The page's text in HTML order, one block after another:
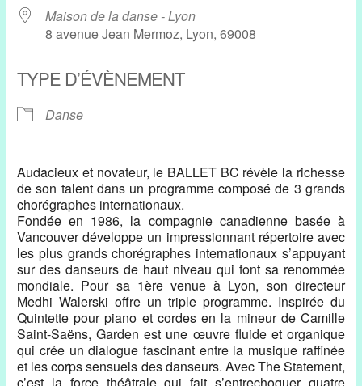
Maison de la danse - Lyon
8 avenue Jean Mermoz, Lyon, 69008
TYPE D’ÉVÈNEMENT
Danse
Audacieux et novateur, le BALLET BC révèle la richesse
de son talent dans un programme composé de 3 grands
chorégraphes internationaux.
Fondée en 1986, la compagnie canadienne basée à
Vancouver développe un impressionnant répertoire avec
les plus grands chorégraphes internationaux s’appuyant
sur des danseurs de haut niveau qui font sa renommée
mondiale. Pour sa 1ère venue à Lyon, son directeur
Medhi Walerski offre un triple programme. Inspirée du
Quintette pour piano et cordes en la mineur de Camille
Saint-Saëns, Garden est une œuvre fluide et organique
qui crée un dialogue fascinant entre la musique raffinée
et les corps sensuels des danseurs. Avec The Statement,